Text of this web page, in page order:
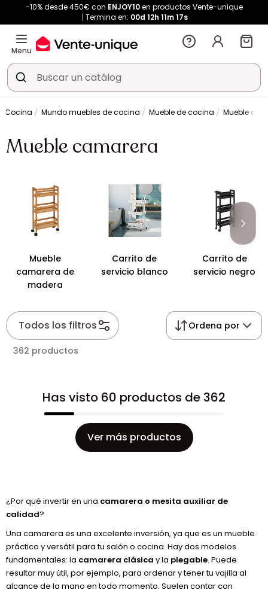
-10% desde 450€ con ENJOY10en productos Vente-unique
Termina en: 00d 12h 11m16s
Menu
Cocina Mundo muebles de cocina Mueble de cocina Mueble
Mueble camarera
Mueble
camarera de
madera
Carrito de
servicio blanco
Carrito de
servicio negro
Todos los filtros Ordena por
362 productos
Has visto 60 productos de 362
Ver más productos
¿Por qué invertir en una camarera o mesita auxiliar de
calidad?
Una camarera es una excelente inversión, ya que es un mueble
práctico y versátil para tu salón o cocina. Hay dos modelos
fundamentales: la camarera clásica y la plegable. Puede
resultar muy útil, por ejemplo, para ordenar y tener tu vajilla al
alcance de la mano en todo momento. Suelen contar con